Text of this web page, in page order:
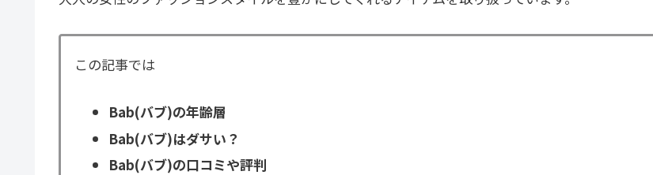
この記事では
Bab(バブ)の年齢層
Bab(バブ)はダサい？
Bab(バブ)の口コミや評判